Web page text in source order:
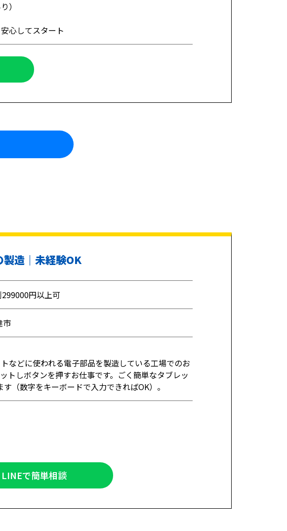
）
心してスタート
造｜未経験OK
円以上可
市
などに使われる電子部品を製造している工場でのお
トしボタンを押すお仕事です。ごく簡単なタブレッ
（数字をキーボードで入力できればOK）。
LINEで簡単相談